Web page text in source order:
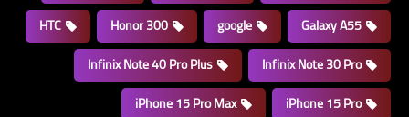
Galaxy A55
google
Honor 300
HTC
Infinix Note 30 Pro
Infinix Note 40 Pro Plus
iPhone 15 Pro
iPhone 15 Pro Max